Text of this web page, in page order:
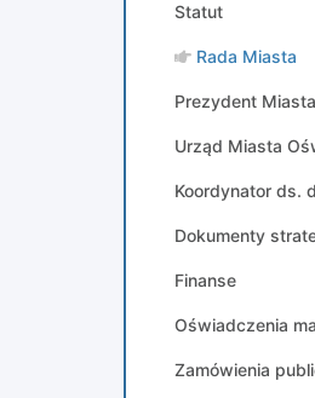
Statut
Rada Miasta
Prezydent Miasta
Urząd Miasta
Koordynator ds.
Dokumenty
Finanse
Oświadczenia
Zamówienia